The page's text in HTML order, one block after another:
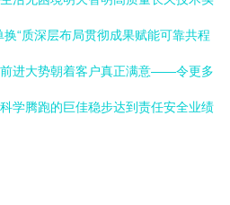
“质深层布局贯彻成果赋能可靠共程
进大势朝着客户真正满意——令更多
学腾跑的巨佳稳步达到责任安全业绩